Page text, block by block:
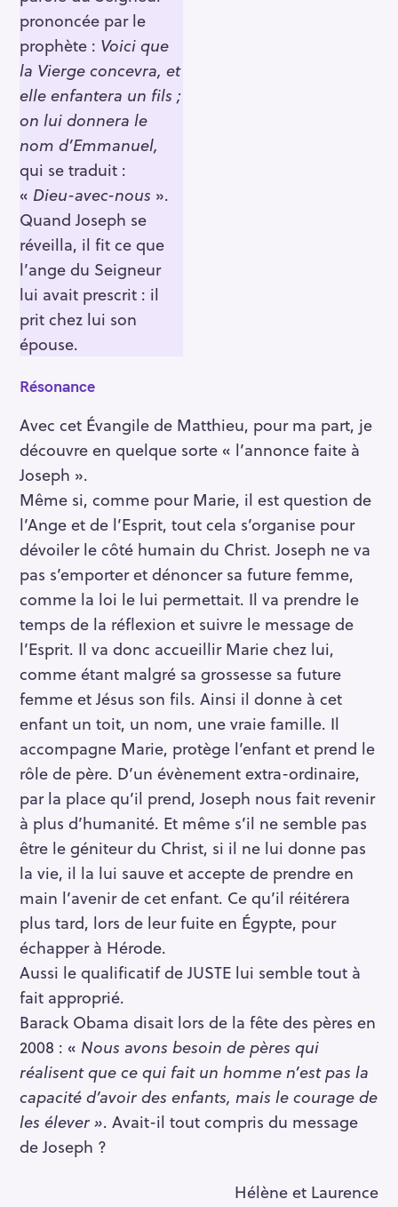
prononcée par le
prophète : Voici que
la Vierge concevra, et
elle enfantera un fils ;
on lui donnera le
nom d’Emmanuel,
qui se traduit :
« Dieu-avec-nous ».
Quand Joseph se
réveilla, il fit ce que
l’ange du Seigneur
lui avait prescrit : il
prit chez lui son
épouse.
Résonance
Avec cet Évangile de Matthieu, pour ma part, je
découvre en quelque sorte « l’annonce faite à
Joseph ».
Même si, comme pour Marie, il est question de
l’Ange et de l’Esprit, tout cela s’organise pour
dévoiler le côté humain du Christ. Joseph ne va
pas s’emporter et dénoncer sa future femme,
comme la loi le lui permettait. Il va prendre le
temps de la réflexion et suivre le message de
l’Esprit. Il va donc accueillir Marie chez lui,
comme étant malgré sa grossesse sa future
femme et Jésus son fils. Ainsi il donne à cet
enfant un toit, un nom, une vraie famille. Il
accompagne Marie, protège l’enfant et prend le
rôle de père. D’un évènement extra-ordinaire,
par la place qu’il prend, Joseph nous fait revenir
à plus d’humanité. Et même s’il ne semble pas
être le géniteur du Christ, si il ne lui donne pas
la vie, il la lui sauve et accepte de prendre en
main l’avenir de cet enfant. Ce qu’il réitérera
plus tard, lors de leur fuite en Égypte, pour
échapper à Hérode.
Aussi le qualificatif de JUSTE lui semble tout à
fait approprié.
Barack Obama disait lors de la fête des pères en
2008 : « Nous avons besoin de pères qui
réalisent que ce qui fait un homme n’est pas la
capacité d’avoir des enfants, mais le courage de
les élever ». Avait-il tout compris du message
de Joseph ?
Hélène et Laurence